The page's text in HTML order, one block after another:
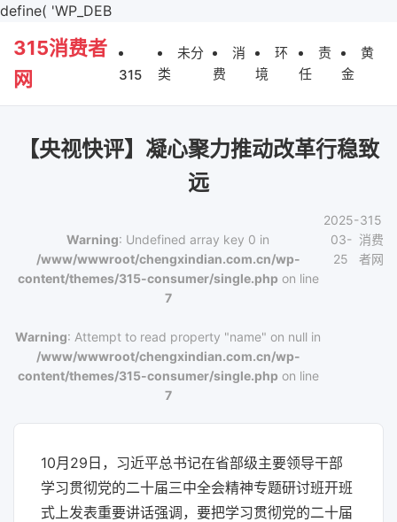
define( 'WP_DEB
315消费者
网
315
未分
类
消
费
环
境
责
任
黄
金
【央视快评】凝心聚力推动改革行稳致
远
Warning: Undefined array key 0 in
/www/wwwroot/chengxindian.com.cn/wp-
content/themes/315-consumer/single.phpon line
7
Warning: Attempt to read property "name" on null in
/www/wwwroot/chengxindian.com.cn/wp-
content/themes/315-consumer/single.phpon line
7
2025-
03-
25
315
消费
者网
10月29日，习近平总书记在省部级主要领导干部
学习贯彻党的二十届三中全会精神专题研讨班开班
式上发表重要讲话强调，要把学习贯彻党的二十届